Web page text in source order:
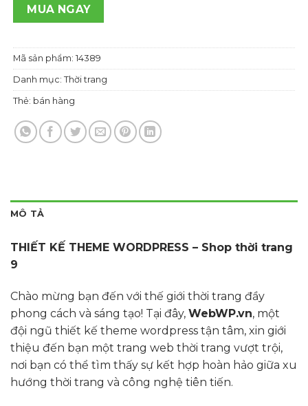
MUA NGAY
Mã sản phẩm:14389
Danh mục:Thời trang
Thẻ: bán hàng
MÔ TẢ
THIẾT KẾ THEME WORDPRESS – Shop thời trang
9
Chào mừng bạn đến với thế giới thời trang đầy
phong cách và sáng tạo! Tại đây, WebWP.vn, một
đội ngũ thiết kế theme wordpress tận tâm, xin giới
thiệu đến bạn một trang web thời trang vượt trội,
nơi bạn có thể tìm thấy sự kết hợp hoàn hảo giữa xu
hướng thời trang và công nghệ tiên tiến.